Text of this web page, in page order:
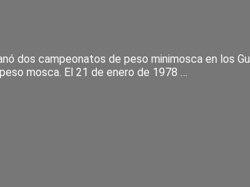
dos campeonatos de peso minimosca en los
mosca. El 21 de enero de 1978 …